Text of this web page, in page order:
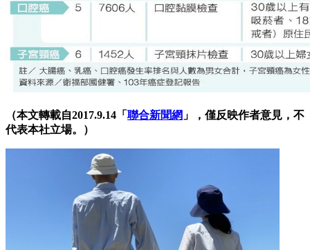
（本文轉載自2017.9.14「 聯合新聞網 」，僅反映作者意見，不
代表本社立場。）